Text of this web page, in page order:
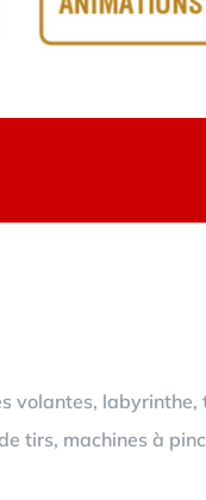
volantes,
tirs, machines à